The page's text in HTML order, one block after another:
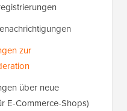
zur
über neue
E-Commerce-Shops)